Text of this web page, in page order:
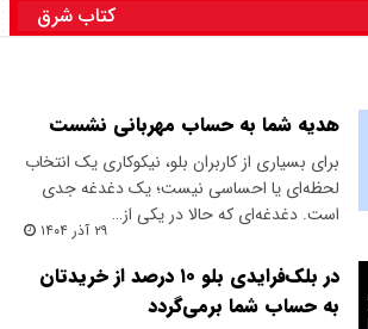
کتاب شرق
هدیه شما به حساب مهربانی نشست
برای بسیاری از کاربران بلو، نیکوکاری یک انتخاب
لحظه‌ای یا احساسی نیست؛ یک دغدغه جدی
است. دغدغه‌ای که حالا در یکی از…
۲۹ آذر ۱۴۰۴
در بلک‌فرایدی بلو ۱۰ درصد از خریدتان
به حساب شما برمی‌گردد